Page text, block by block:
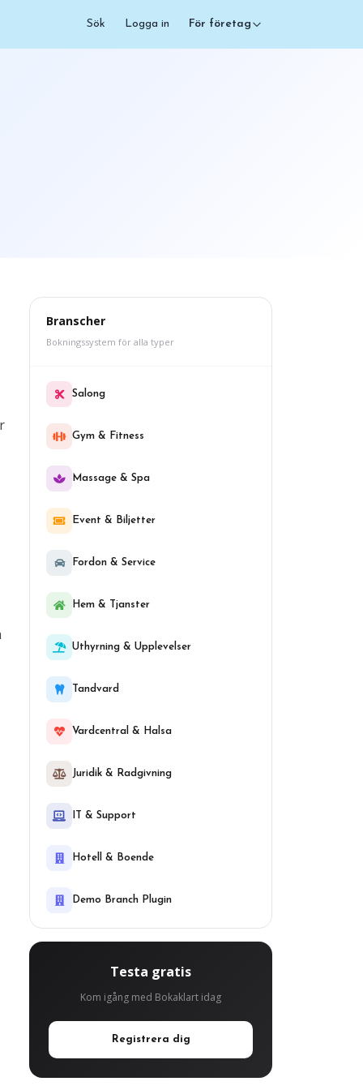
Sök Logga in För företag
Branscher
Bokningssystem för alla typer
Salong
Gym & Fitness
Massage & Spa
Event & Biljetter
Fordon & Service
Hem & Tjanster
Uthyrning & Upplevelser
Tandvard
Vardcentral & Halsa
Juridik & Radgivning
IT & Support
Hotell & Boende
Demo Branch Plugin
Testa gratis
Kom igång med Bokaklart idag
Registrera dig